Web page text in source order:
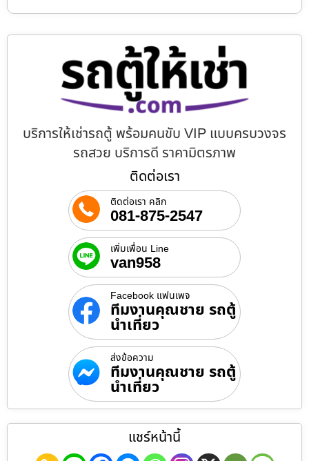
บริการให้เช่ารถตู้ พร้อมคนขับ VIP แบบครบวงจร
รถสวย บริการดี ราคามิตรภาพ
ติดต่อเรา
ติดต่อเรา คลิก
081-875-2547
เพิ่มเพื่อน Line
van958
Facebook แฟนเพจ
ทีมงานคุณชาย รถตู้
นำเที่ยว
ส่งข้อความ
ทีมงานคุณชาย รถตู้
นำเที่ยว
แชร์หน้านี้